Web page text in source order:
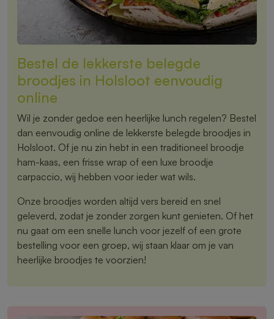
Bestel de lekkerste belegde
broodjes in Holsloot eenvoudig
online
Wil je zonder gedoe een heerlijke lunch regelen? Bestel
dan eenvoudig online de lekkerste belegde broodjes in
Holsloot. Of je nu zin hebt in een traditioneel broodje
ham-kaas, een frisse wrap of een luxe broodje
carpaccio, wij hebben voor ieder wat wils.
Onze broodjes worden altijd vers bereid en snel
geleverd, zodat je zonder zorgen kunt genieten. Of het
nu gaat om een snelle lunch voor jezelf of een grote
bestelling voor een groep, wij staan klaar om je van
heerlijke broodjes te voorzien!